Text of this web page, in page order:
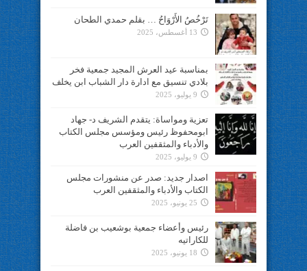
تَرْخُصُ الأَرْوَاحُ … بقلم حمدي الطحان
13 أغسطس، 2025
بمناسبة عيد العرش المجيد جمعية فخر
بلادي تنسيق مع ادارة دار الشباب ابن يخلف
9 يوليو، 2025
تعزية ومواساة: يتقدم الشريف د- جهاد
ابومحفوظ رئيس ومؤسس مجلس الكتاب
والأدباء والمثقفين العرب
9 يوليو، 2025
اصدار جديد: صدر عن منشورات مجلس
الكتاب والأدباء والمثقفين العرب
25 يونيو، 2025
رئيس وأعضاء جمعية بوشعيب بن فاضلة
للكاراتيه
18 يونيو، 2025